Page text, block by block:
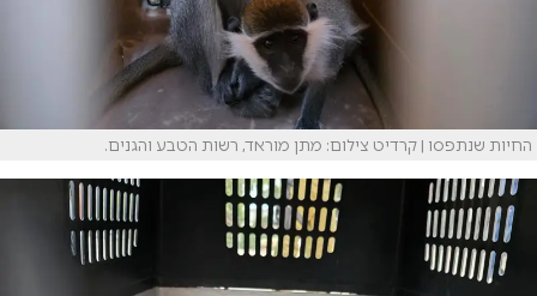
החיות שנתפסו | קרדיט צילום: מתן מוראד, רשות הטבע והגנים.